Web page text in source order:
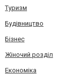
Туризм
Будівництво
Бізнес
Жіночий розділ
Економіка